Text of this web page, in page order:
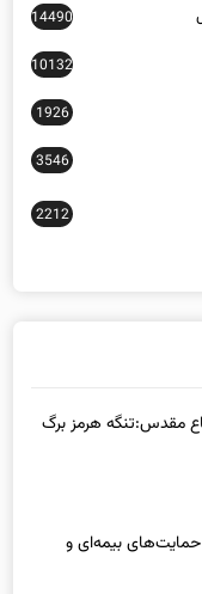
14490
10132
1926
3546
2212
مقدس:تنگه هرمز برگ
بیمه‌ای و